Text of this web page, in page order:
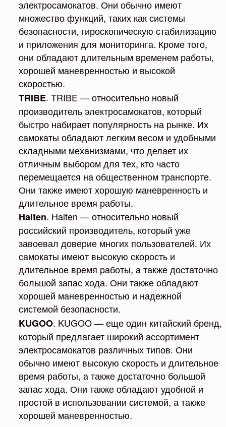
электросамокатов. Они обычно имеют
множество функций, таких как системы
безопасности, гироскопическую стабилизацию
и приложения для мониторинга. Кроме того,
они обладают длительным временем работы,
хорошей маневренностью и высокой
скоростью.
TRIBE. TRIBE — относительно новый
производитель электросамокатов, который
быстро набирает популярность на рынке. Их
самокаты обладают легким весом и удобными
складными механизмами, что делает их
отличным выбором для тех, кто часто
перемещается на общественном транспорте.
Они также имеют хорошую маневренность и
длительное время работы.
Halten. Halten — относительно новый
российский производитель, который уже
завоевал доверие многих пользователей. Их
самокаты имеют высокую скорость и
длительное время работы, а также достаточно
большой запас хода. Они также обладают
хорошей маневренностью и надежной
системой безопасности.
KUGOO. KUGOO — еще один китайский бренд,
который предлагает широкий ассортимент
электросамокатов различных типов. Они
обычно имеют высокую скорость и длительное
время работы, а также достаточно большой
запас хода. Они также обладают удобной и
простой в использовании системой, а также
хорошей маневренностью.